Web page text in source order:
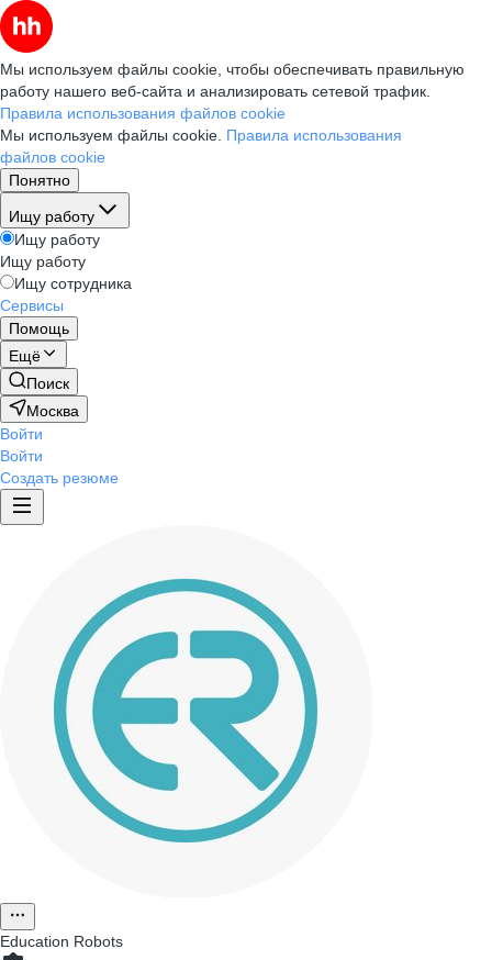
Мы используем файлы cookie, чтобы обеспечивать правильную
работу нашего веб-сайта и анализировать сетевой трафик.
Правила использования файлов cookie
Мы используем файлы cookie. Правила использования
файлов cookie
Понятно
Ищу работу
Ищу работу
Ищу работу
Ищу сотрудника
Сервисы
Помощь
Ещё
Поиск
Москва
Войти
Войти
Создать резюме
Education Robots